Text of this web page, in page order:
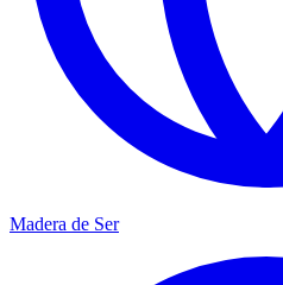
Madera de Ser